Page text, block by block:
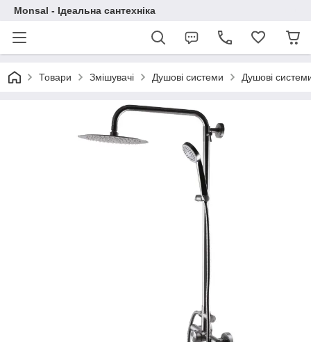
Monsal - Ідеальна сантехніка
Товари Змішувачі Душові системи Душові